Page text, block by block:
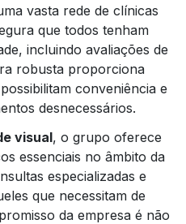
vasta rede de clínicas
que todos tenham
incluindo avaliações de
robusta proporciona
conveniência e
desnecessários.
visual, o grupo oferece
essenciais no âmbito da
especializadas e
que necessitam de
da empresa é não